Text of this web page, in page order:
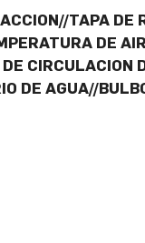
TAPA
DE
CIRCULACION
DE AGUA//